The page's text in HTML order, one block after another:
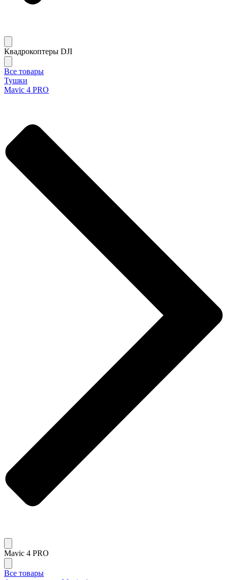
Квадрокоптеры DJI
Все товары
Тушки
Mavic 4 PRO
Mavic 4 PRO
Все товары